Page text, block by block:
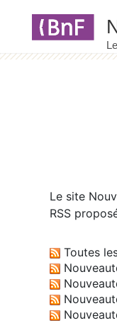
Le site
RSS
Toutes